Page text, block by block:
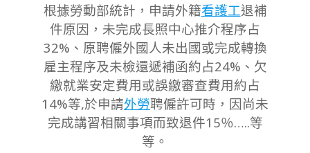
根據勞動部統計，申請外籍看護工退補
件原因，未完成長照中心推介程序占
32%、原聘僱外國人未出國或完成轉換
雇主程序及未檢還遞補函約占24%、欠
繳就業安定費用或誤繳審查費用約占
14%等,於申請外勞聘僱許可時，因尚未
完成講習相關事項而致退件15％…..等
等。